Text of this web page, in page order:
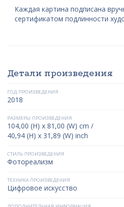
Каждая картина подписана
сертификатом подлинности
Детали произведения
ГОД ПРОИЗВЕДЕНИЯ
2018
РАЗМЕРЫ ПРОИЗВЕДЕНИЯ
104,00 (H) x 81,00 (W) cm /
40,94 (H) x 31,89 (W) inch
СТИЛЬ ПРОИЗВЕДЕНИЯ
Фотореализм
ТЕХНИКА ПРОИЗВЕДЕНИЯ
Цифровое искусство